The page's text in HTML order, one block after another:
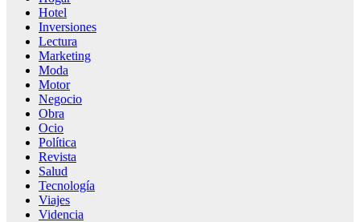
Hotel
Inversiones
Lectura
Marketing
Moda
Motor
Negocio
Obra
Ocio
Política
Revista
Salud
Tecnología
Viajes
Videncia